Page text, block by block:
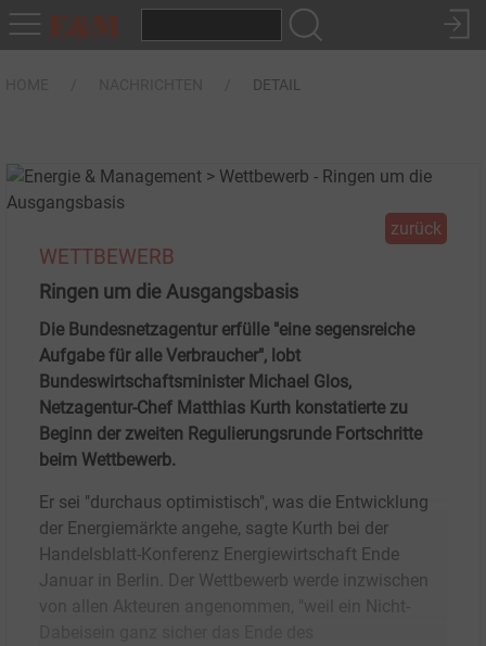
DETAIL
zurück
WETTBEWERB
Ringen um die Ausgangsbasis
Die Bundesnetzagentur erfülle "eine segensreiche
Aufgabe für alle Verbraucher", lobt
Bundeswirtschaftsminister Michael Glos,
Netzagentur-Chef Matthias Kurth konstatierte zu
Beginn der zweiten Regulierungsrunde Fortschritte
beim Wettbewerb.
Er sei "durchaus optimistisch", was die Entwicklung
der Energiemärkte angehe, sagte Kurth bei der
Handelsblatt-Konferenz Energiewirtschaft Ende
Januar in Berlin. Der Wettbewerb werde inzwischen
von allen Akteuren angenommen, "weil ein Nicht-